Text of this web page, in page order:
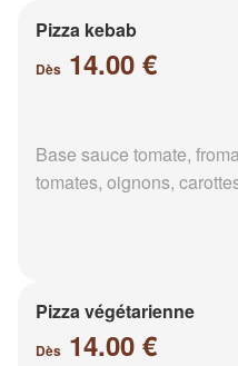
Pizza kebab
Dès 14.00 €
Base sauce tomate,
tomates, oignons,
Pizza végétarienne
Dès 14.00 €